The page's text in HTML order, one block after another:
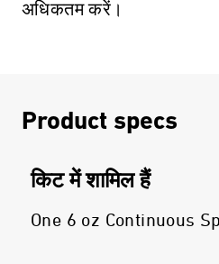
अधिकतम करें।
Product specs
किट में शामिल हैं
One 6 oz Continuous